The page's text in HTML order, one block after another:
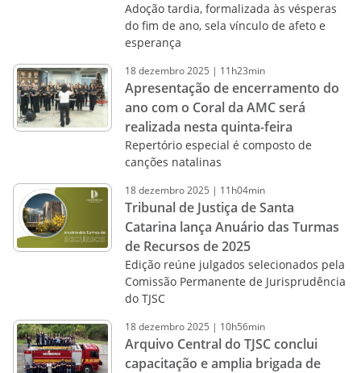
Adoção tardia, formalizada às vésperas
do fim de ano, sela vínculo de afeto e
esperança
18dezembro2025 | 11h23min
Apresentação de encerramento do
ano com o Coral da AMC será
realizada nesta quinta-feira
Repertório especial é composto de
canções natalinas
18dezembro2025 | 11h04min
Tribunal de Justiça de Santa
Catarina lança Anuário das Turmas
de Recursos de 2025
Edição reúne julgados selecionados pela
Comissão Permanente de Jurisprudência
do TJSC
18dezembro2025 | 10h56min
Arquivo Central do TJSC conclui
capacitação e amplia brigada de